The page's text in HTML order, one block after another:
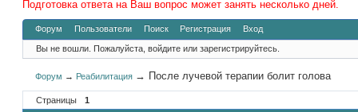
Подготовка ответа на Ваш вопрос может занять несколько дней.
Форум Пользователи Поиск Регистрация Вход
Вы не вошли. Пожалуйста, войдите или зарегистрируйтесь.
Форум → Реабилитация → После лучевой терапии болит голова
Страницы 1